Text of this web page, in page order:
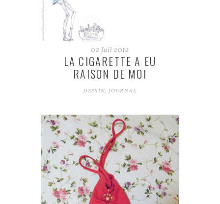
02 Juil 2012
LA CIGARETTE A EU
RAISON DE MOI
DESSIN,JOURNAL